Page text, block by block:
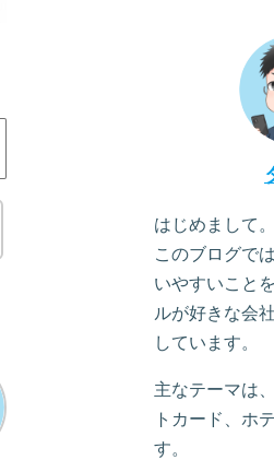
はじめまして
このブログで
いやすいこと
ルが好きな会
しています。
主なテーマは
トカード、ホ
す。